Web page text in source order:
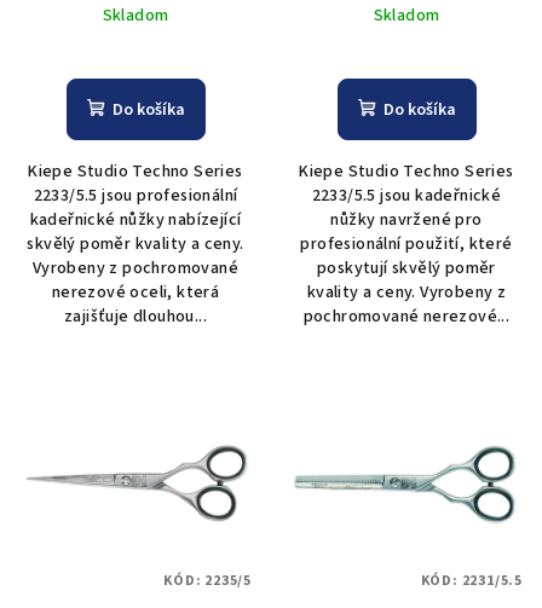
Skladom
Do košíka
Kiepe Studio Techno Series
2233/5.5 jsou profesionální
kadeřnické nůžky nabízející
skvělý poměr kvality a ceny.
Vyrobeny z pochromované
nerezové oceli, která
zajišťuje dlouhou...
Skladom
Do košíka
Kiepe Studio Techno Series
2233/5.5 jsou kadeřnické
nůžky navržené pro
profesionální použití, které
poskytují skvělý poměr
kvality a ceny. Vyrobeny z
pochromované nerezové...
KÓD: 2235/5 KÓD: 2231/5.5